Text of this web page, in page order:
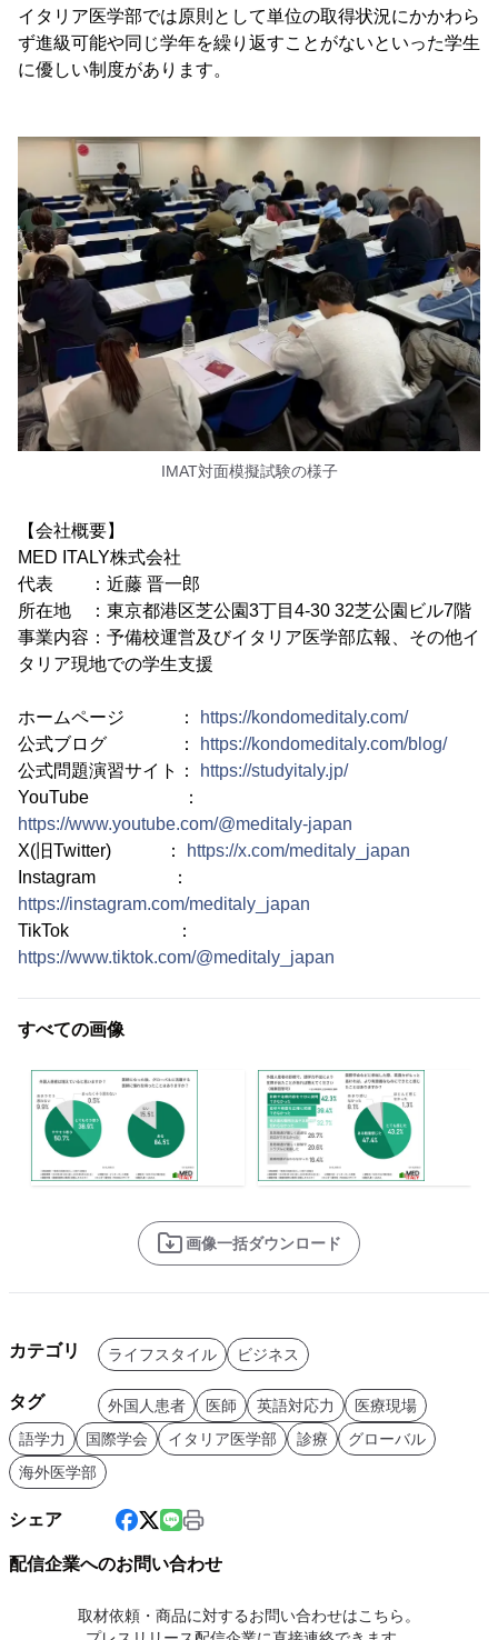
イタリア医学部では原則として単位の取得状況にかかわら
ず進級可能や同じ学年を繰り返すことがないといった学生
に優しい制度があります。
IMAT対面模擬試験の様子
【会社概要】
MED ITALY株式会社
代表 ：近藤 晋一郎
所在地 ：東京都港区芝公園3丁目4-30 32芝公園ビル7階
事業内容：予備校運営及びイタリア医学部広報、その他イ
タリア現地での学生支援
ホームページ ：
https://kondomeditaly.com/
公式ブログ ：
https://kondomeditaly.com/blog/
公式問題演習サイト：
https://studyitaly.jp/
YouTube ：
https://www.youtube.com/@meditaly-japan
X(旧Twitter) ：
https://x.com/meditaly_japan
Instagram ：
https://instagram.com/meditaly_japan
TikTok ：
https://www.tiktok.com/@meditaly_japan
すべての画像
画像一括ダウンロード
カテゴリ ライフスタイル ビジネス
タグ 外国人患者 医師 英語対応力
医療現場
語学力
国際学会 イタリア医学部 診療
グローバル
海外医学部
シェア
配信企業へのお問い合わせ
取材依頼・商品に対するお問い合わせはこちら。